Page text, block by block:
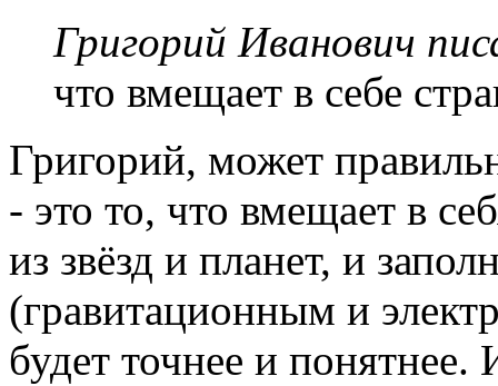
Григорий Иванович
что вмещает в себе
Григорий, может
- это то, что вмещает в
из звёзд и планет, и
(гравитационным и
будет точнее и понятнее.